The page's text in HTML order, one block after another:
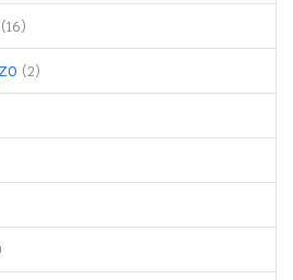
(16)
(2)